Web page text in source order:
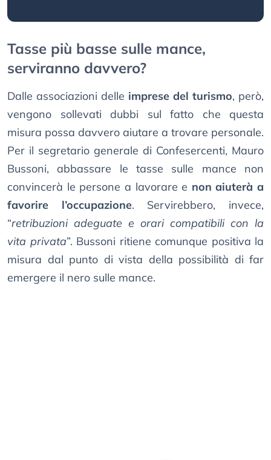
Tasse più basse sulle mance,
serviranno davvero?
Dalle associazioni delle imprese del turismo, però,
vengono sollevati dubbi sul fatto che questa
misura possa davvero aiutare a trovare personale.
Per il segretario generale di Confesercenti, Mauro
Bussoni, abbassare le tasse sulle mance non
convincerà le persone a lavorare e non aiuterà a
favorire l’occupazione. Servirebbero, invece,
“retribuzioni adeguate e orari compatibili con la
vita privata”. Bussoni ritiene comunque positiva la
misura dal punto di vista della possibilità di far
emergere il nero sulle mance.